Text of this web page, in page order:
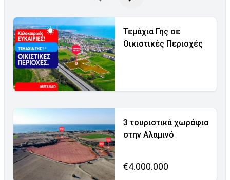
Τεμάχια Γης σε
Οικιστικές Περιοχές
3 τουριστικά χωράφια
στην Αλαμινό
€4.000.000